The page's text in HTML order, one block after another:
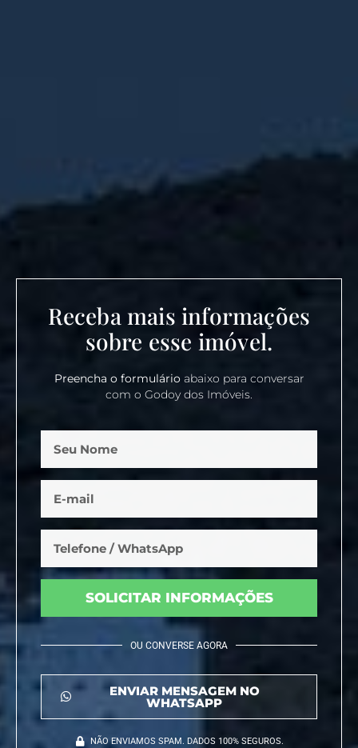
Receba mais informações
sobre esse imóvel.
Preencha o formulárioabaixo para conversar
com o Godoy dos Imóveis.
SOLICITAR INFORMAÇÕES
OU CONVERSE AGORA
ENVIAR MENSAGEM NO
WHATSAPP
NÃO ENVIAMOS SPAM. DADOS 100% SEGUROS.